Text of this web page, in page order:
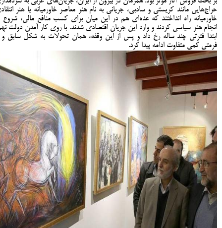
حراج‌هایی مانند کریستی و سادبی، جریانی به نام هنر معاصر خاورمیانه یا هنر
خاورمیانه راه انداختند که عده‌ای هم در این میان برای کسب منافع مالی، شروع
انجام هنر سیاسی کردند و وارد این جریان اقتصادی شدند. با روی کار آمدن دولت
ابتدا فترتی چند ساله رخ داد و پس از این وقفه، همان تحولات به شکل سابق و
فرمتی کمی متفاوت ادامه پیدا کرد.